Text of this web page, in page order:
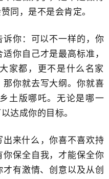
同，​是不是会肯定。
你​：可以不一样的，你
你自己才是最高标准，
家都，更不是什么名家
你就去写大纲。你就喜
土版哪吒。无论是 哪一
达成你的目标。
来什么​，你喜不喜欢持
保全自我，才能保全你
有激情、创意以及从创